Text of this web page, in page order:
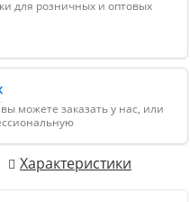
для розничных и оптовых
можете заказать у нас, или
Характеристики